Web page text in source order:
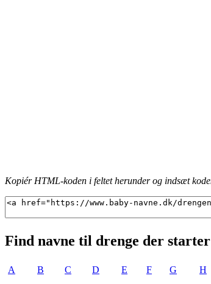
Kopiér HTML-koden i feltet herunder og indsæt
Find navne til drenge der
A B C D E F G H